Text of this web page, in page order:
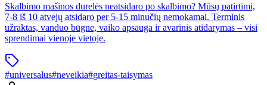
Skalbimo mašinos durelės neatsidaro po skalbimo? Mūsų patirtimi,
7-8 iš 10 atvejų atsidaro per 5-15 minučių nemokamai. Terminis
užraktas, vanduo būgne, vaiko apsauga ir avarinis atidarymas – visi
sprendimai vienoje vietoje.
#universalus#neveikia#greitas-taisymas